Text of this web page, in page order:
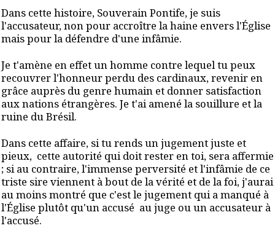
Dans cette histoire, Souverain Pontife, je suis
l'accusateur, non pour accroître la haine envers l'Église
mais pour la défendre d'une infâmie.
Je t'amène en effet un homme contre lequel tu peux
recouvrer l'honneur perdu des cardinaux, revenir en
grâce auprès du genre humain et donner satisfaction
aux nations étrangères. Je t'ai amené la souillure et la
ruine du Brésil.
Dans cette affaire, si tu rends un jugement juste et
pieux, cette autorité qui doit rester en toi, sera affermie
; si au contraire, l'immense perversité et l'infâmie de ce
triste sire viennent à bout de la vérité et de la foi, j'aurai
au moins montré que c'est le jugement qui a manqué à
l'Église plutôt qu'un accusé au juge ou un accusateur à
l'accusé.